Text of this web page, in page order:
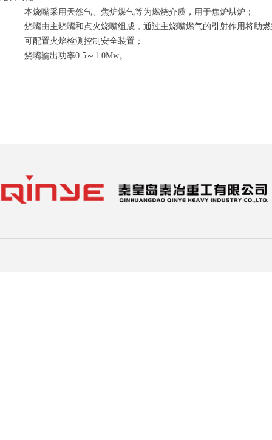
本烧嘴采用天然气、焦炉煤气等为燃烧介质，用于焦炉烘炉；
烧嘴由主烧嘴和点火烧嘴组成，通过主烧嘴燃气的引射作用将助
可配置火焰检测控制安全装置；
烧嘴输出功率0.5～1.0Mw。